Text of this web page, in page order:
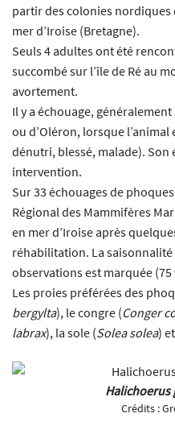
partir des colonies nordiques
mer d’Iroise (Bretagne).
Seuls 4 adultes ont été
succombé sur l’île de Ré au
avortement.
Il y a échouage, généralement
ou d’Oléron, lorsque
dénutri, blessé, malade). Son
intervention.
Sur 33 échouages de
Régional des Mammifères
en mer d’Iroise après
réhabilitation. La saisonnalité
observations est marquée (75
Les proies préférées des
bergylta), le congre (Conger
labrax), la sole (Solea solea)
Halichoerus
Crédits :